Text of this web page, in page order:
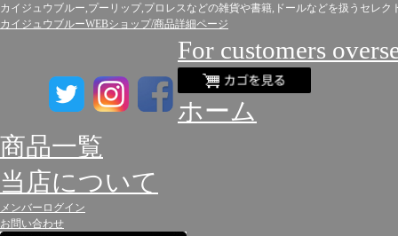
カイジュウブルー,プーリップ,プロレスなどの雑貨や書籍,ドールなどを扱うセレク
カイジュウブルーWEBショップ/商品詳細ページ
For customers
ホーム
商品一覧
当店について
メンバーログイン
お問い合わせ